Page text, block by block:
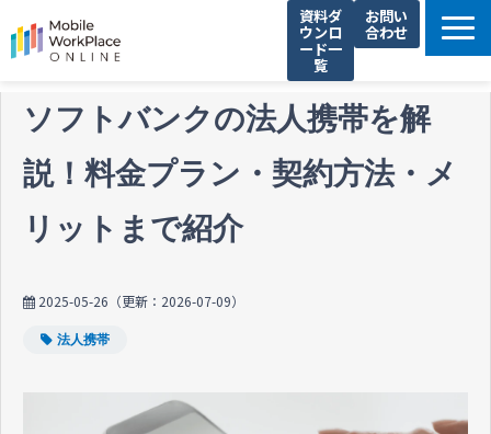
資料ダ
ウンロ
ード一
覧
お問い
合わせ
製品サービス一覧
解決できる課題
コネクシオの強み
導入事例
セミナー・イベント情報
ソフトバンクの法人携帯を解
説！料金プラン・契約方法・メ
リットまで紹介
2025-05-26 （更新： 2026-07-09）
法人携帯